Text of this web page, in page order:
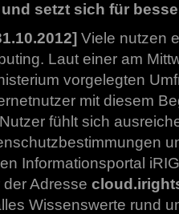
setzt sich für
Viele nutzen
Laut einer am
vorgelegten
mit diesem
fühlt sich
Informationsportal
Adresse
Wissenswerte rund